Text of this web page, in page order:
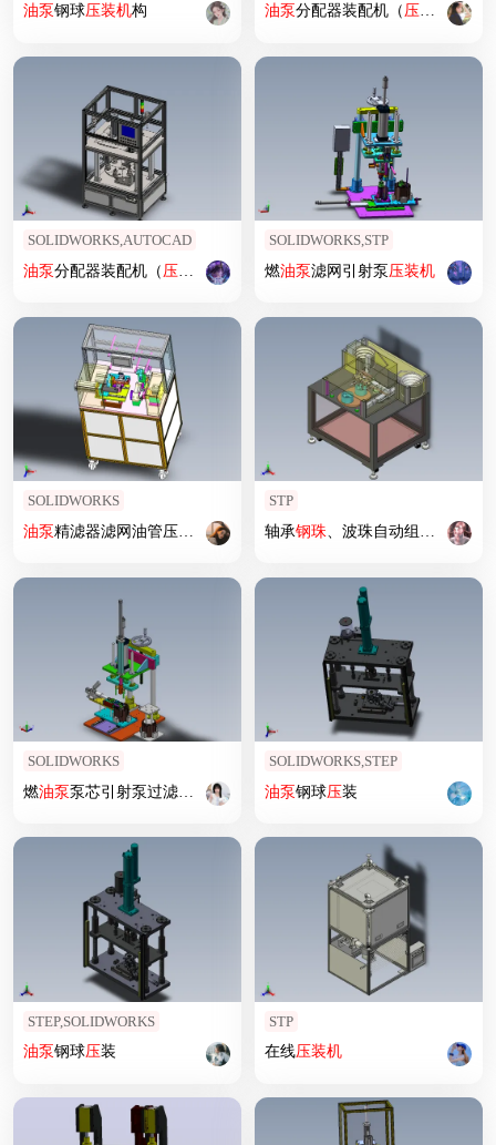
油泵钢球压装机构 油泵分配器装配机（压装机）
SOLIDWORKS,AUTOCAD
油泵分配器装配机（压装机）
SOLIDWORKS,STP
燃油泵滤网引射泵压装机
SOLIDWORKS
油泵精滤器滤网油管压力阀 压装机
STP
轴承钢珠 、波珠自动组 装机
SOLIDWORKS
燃油泵泵芯引射泵过滤网 压装机
SOLIDWORKS,STEP
油泵钢球压装
STEP,SOLIDWORKS
油泵钢球压装
STP
在线压装机